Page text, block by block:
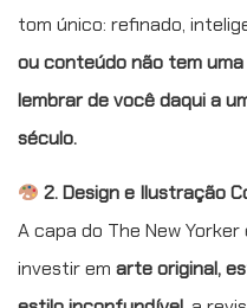
tom único: refinado,
ou conteúdo não tem
lembrar de você daqui a
século.
2. Design e Ilustração
A capa do The New
investir em arte original,